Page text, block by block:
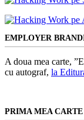
EMPLOYER
A doua mea carte,
cu autograf, la
PRIMA MEA CARTE